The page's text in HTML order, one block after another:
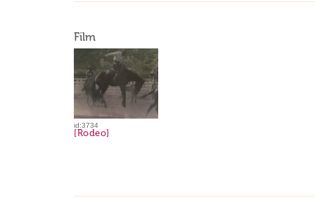
Film
id:3734
[Rodeo]